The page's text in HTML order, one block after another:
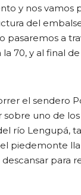
y nos vamos
del
pasaremos a
70, y al final
el sendero
uno de
río Lengupá,
piedemonte
para